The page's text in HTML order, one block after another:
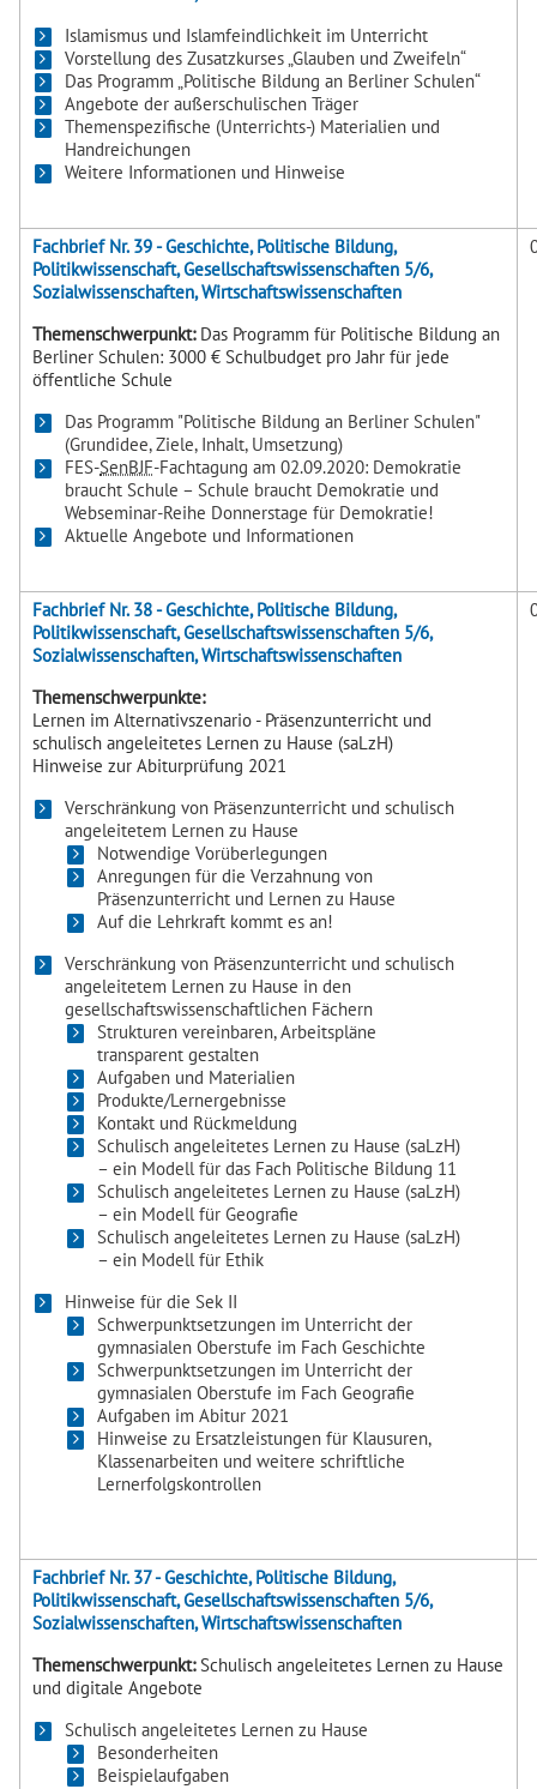
Islamismus und Islamfeindlichkeit im Unterricht
Vorstellung des Zusatzkurses „Glauben und Zweifeln“
Das Programm „Politische Bildung an Berliner Schulen“
Angebote der außerschulischen Träger
Themenspezifische (Unterrichts-) Materialien und
Handreichungen
Weitere Informationen und Hinweise
Fachbrief Nr. 39 - Geschichte, Politische Bildung,
Politikwissenschaft, Gesellschaftswissenschaften 5/6,
Sozialwissenschaften, Wirtschaftswissenschaften
Themenschwerpunkt:Das Programm für Politische Bildung an
Berliner Schulen: 3000 € Schulbudget pro Jahr für jede
öffentliche Schule
Das Programm "Politische Bildung an Berliner Schulen"
(Grundidee, Ziele, Inhalt, Umsetzung)
FES-SenBJF-Fachtagung am 02.09.2020: Demokratie
braucht Schule – Schule braucht Demokratie und
Webseminar-Reihe Donnerstage für Demokratie!
Aktuelle Angebote und Informationen
Fachbrief Nr. 38 - Geschichte, Politische Bildung,
Politikwissenschaft, Gesellschaftswissenschaften 5/6,
Sozialwissenschaften, Wirtschaftswissenschaften
Themenschwerpunkte:
Lernen im Alternativszenario - Präsenzunterricht und
schulisch angeleitetes Lernen zu Hause (saLzH)
Hinweise zur Abiturprüfung 2021
Verschränkung von Präsenzunterricht und schulisch
angeleitetem Lernen zu Hause
Notwendige Vorüberlegungen
Anregungen für die Verzahnung von
Präsenzunterricht und Lernen zu Hause
Auf die Lehrkraft kommt es an!
Verschränkung von Präsenzunterricht und schulisch
angeleitetem Lernen zu Hause in den
gesellschaftswissenschaftlichen Fächern
Strukturen vereinbaren, Arbeitspläne
transparent gestalten
Aufgaben und Materialien
Produkte/Lernergebnisse
Kontakt und Rückmeldung
Schulisch angeleitetes Lernen zu Hause (saLzH)
– ein Modell für das Fach Politische Bildung 11
Schulisch angeleitetes Lernen zu Hause (saLzH)
– ein Modell für Geografie
Schulisch angeleitetes Lernen zu Hause (saLzH)
– ein Modell für Ethik
Hinweise für die Sek II
Schwerpunktsetzungen im Unterricht der
gymnasialen Oberstufe im Fach Geschichte
Schwerpunktsetzungen im Unterricht der
gymnasialen Oberstufe im Fach Geografie
Aufgaben im Abitur 2021
Hinweise zu Ersatzleistungen für Klausuren,
Klassenarbeiten und weitere schriftliche
Lernerfolgskontrollen
Fachbrief Nr. 37 - Geschichte, Politische Bildung,
Politikwissenschaft, Gesellschaftswissenschaften 5/6,
Sozialwissenschaften, Wirtschaftswissenschaften
Themenschwerpunkt:Schulisch angeleitetes Lernen zu Hause
und digitale Angebote
Schulisch angeleitetes Lernen zu Hause
Besonderheiten
Beispielaufgaben